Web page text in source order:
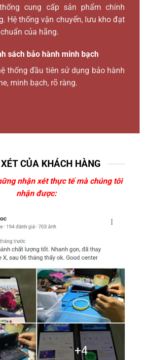
cung cấp sản phẩm chính
Hệ thống vận chuyển, lưu kho đạt
của hãng.
sách bảo hành minh bạch
thống đầu tiên sử dụng bảo hành
minh bạch, rõ ràng.
CỦA KHÁCH HÀNG
nhận xét thực tế mà chúng tôi
nhận được: